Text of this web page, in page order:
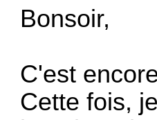
Bonsoir,
C'est
Cette fois,